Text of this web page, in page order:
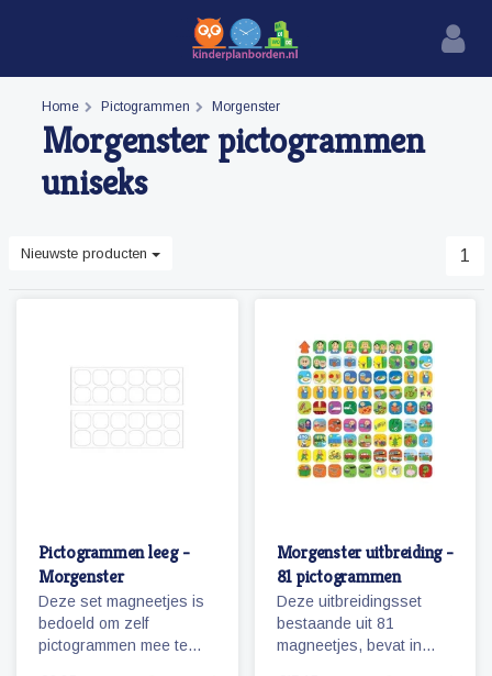
Home Pictogrammen Morgenster
Morgenster pictogrammen
uniseks
Nieuwste producten 1
Pictogrammen leeg -
Morgenster
Deze set magneetjes is
bedoeld om zelf
pictogrammen mee te
Morgenster uitbreiding -
81 pictogrammen
Deze uitbreidingsset
bestaande uit 81
magneetjes, bevat in